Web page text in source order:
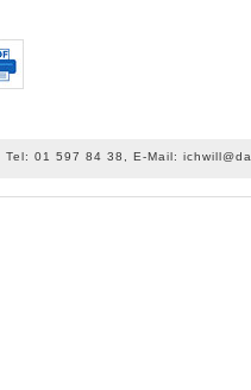
01 597 84 38, E-Mail: